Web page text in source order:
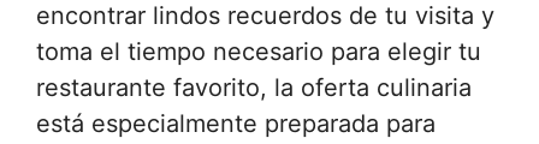
encontrar lindos recuerdos de tu visita y
toma el tiempo necesario para elegir tu
restaurante favorito, la oferta culinaria
está especialmente preparada para